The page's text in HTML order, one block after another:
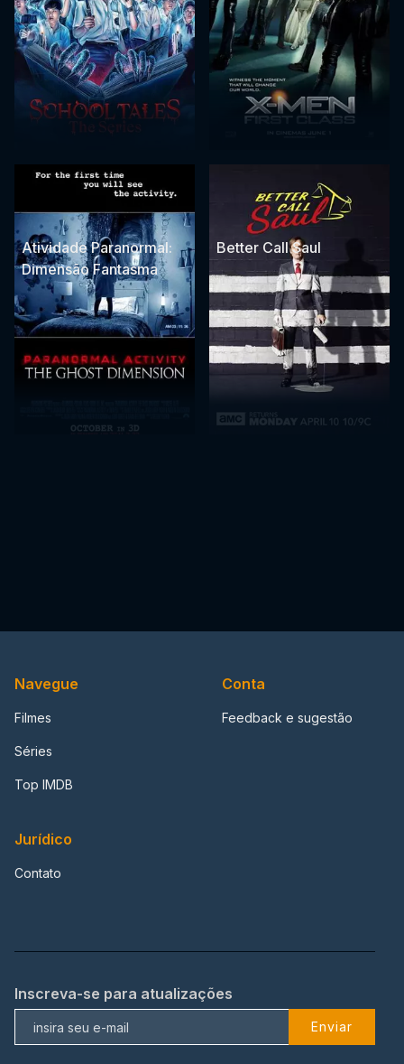
Atividade Paranormal:
Dimensão Fantasma
Better Call Saul
Navegue
Filmes
Séries
Top IMDB
Conta
Feedback e sugestão
Jurídico
Contato
Inscreva-se para atualizações
Enviar